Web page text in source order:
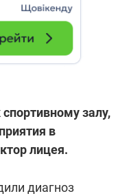
залу,
в
лицея.
диагноз